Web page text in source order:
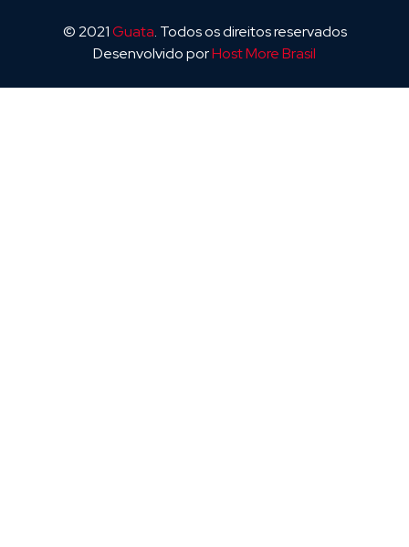
© 2021Guata. Todos os direitos reservados
Desenvolvido porHost More Brasil